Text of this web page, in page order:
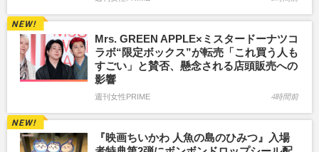
Mrs. GREEN APPLE×ミスタードーナツコ
ラボ“限定ボックス”が転売「これ買う人も
すごい」と賛否、懸念される店頭販売への
影響
週刊女性PRIME 4時間前
『映画ちいかわ 人魚の島のひみつ』入場